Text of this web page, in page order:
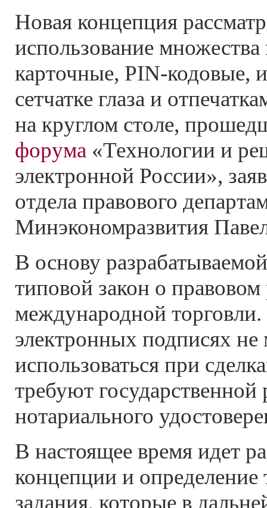
Новая концепция
использование
карточные, PIN-кодовые,
сетчатке глаза и
на круглом столе,
форума «Технологии и
электронной России»,
отдела правового
Минэкономразвития
В основу
типовой закон о
международной торговли.
электронных подписях не
использоваться при
требуют государственной
нотариального
В настоящее время идет
концепции и определение
задания, которые в